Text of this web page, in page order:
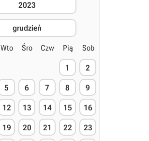
2023
grudzień
Wto Śro Czw Pią Sob
1 2
5 6 7 8 9
12 13 14 15 16
19 20 21 22 23